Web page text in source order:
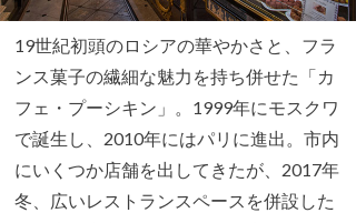
19世紀初頭のロシアの華やかさと、フラ
ンス菓子の繊細な魅力を持ち併せた「カ
フェ・プーシキン」。1999年にモスクワ
で誕生し、2010年にはパリに進出。市内
にいくつか店舗を出してきたが、2017年
冬、広いレストランスペースを併設した